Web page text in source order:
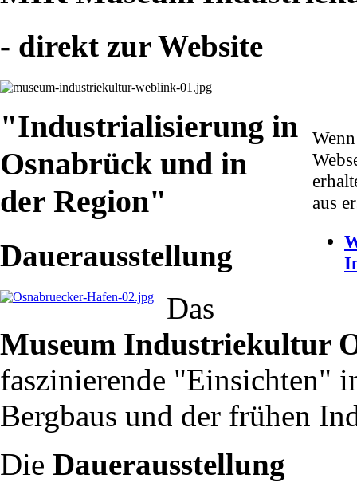
- direkt zur Website
aus
"Industrialisierung in
Osnabrück und in
der Region"
Dauerausstellung
Das
Museum Industriekultur
faszinierende "Einsichten"
Bergbaus und der frühen
Die Dauerausstellung